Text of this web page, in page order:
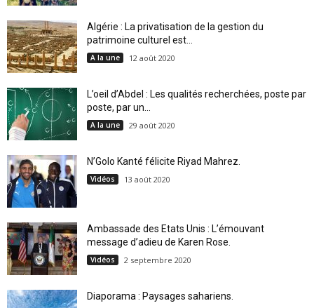
Algérie : La privatisation de la gestion du
patrimoine culturel est...
A la une 12 août 2020
L’oeil d’Abdel : Les qualités recherchées, poste par
poste, par un...
A la une 29 août 2020
N’Golo Kanté félicite Riyad Mahrez.
Vidéos 13 août 2020
Ambassade des Etats Unis : L’émouvant
message d’adieu de Karen Rose.
Vidéos 2 septembre 2020
Diaporama : Paysages sahariens.